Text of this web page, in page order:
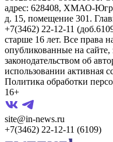
адрес: 628408, ХМАО-
д. 15, помещение 301.
+7(3462) 22-12-11
старше 16 лет. Все права
опубликованные на
законодательством об
использовании активная
Политика обработки
16+
site@in-news.ru
+7(3462) 22-12-11 (6109)